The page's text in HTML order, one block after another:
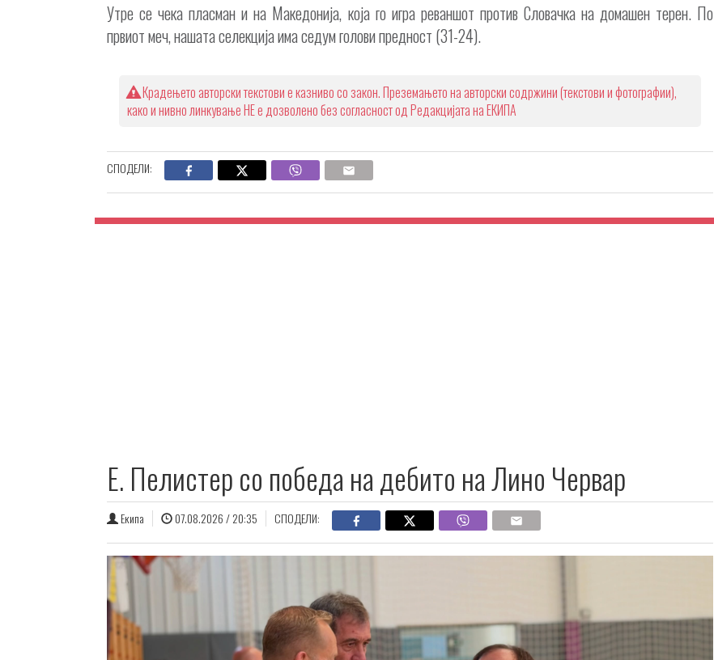
Утре се чека пласман и на Македонија, која го игра реваншот против Словачка на домашен терен. По
првиот меч, нашата селекција има седум голови предност (31-24).
Крадењето авторски текстови е казниво со закон. Преземањето на авторски содржини (текстови и фотографии),
како и нивно линкување НЕ е дозволено без согласност од Редакцијата на ЕКИПА
СПОДЕЛИ:
E. Пелистер со победа на дебито на Лино Червар
Екипа 07.08.2026 / 20:35 СПОДЕЛИ: